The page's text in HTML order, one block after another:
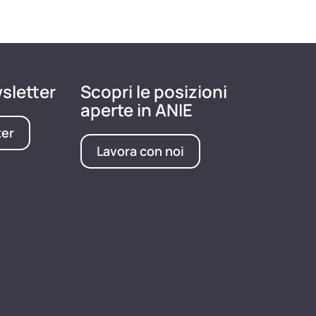
Scopri le posizioni
aperte in ANIE
Lavora con noi